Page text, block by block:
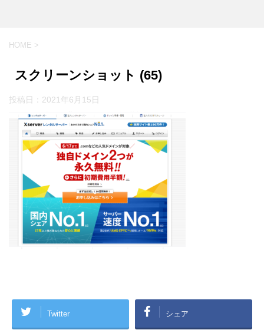
HOME >
スクリーンショット (65)
投稿日： 2021年6月15日
Twitter シェア